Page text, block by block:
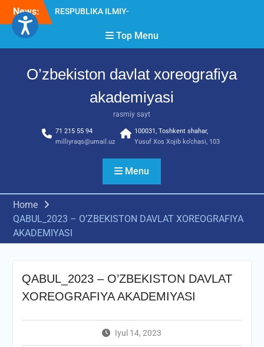
Skip
content
News:
RESPUBLIKA ILMIY-
Akademiyada “Bitiruvchi –
Top Menu
O’zbekiston davlat xoreografiya
akademiyasi
rasmiy sayt
71 215 55 94
milliyraqs@umail.uz
100031, Toshkent shahar,
Yusuf Xos Xojib ko‘chasi, 103
Menu
Home
QABUL_2023 – O’ZBEKISTON DAVLAT XOREOGRAFIYA
AKADEMIYASI
QABUL_2023 – O’ZBEKISTON DAVLAT
XOREOGRAFIYA AKADEMIYASI
Iyul 14, 2023